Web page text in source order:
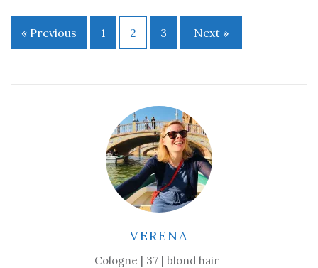
Beitragsnavigation
« Previous 1 2 3 Next »
VERENA
Cologne | 37 | blond hair